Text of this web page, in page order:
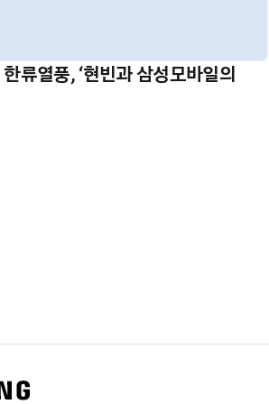
류열풍, ‘현빈과 삼성모바일의